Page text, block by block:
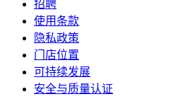
招聘
使用条款
隐私政策
门店位置
可持续发展
安全与质量认证